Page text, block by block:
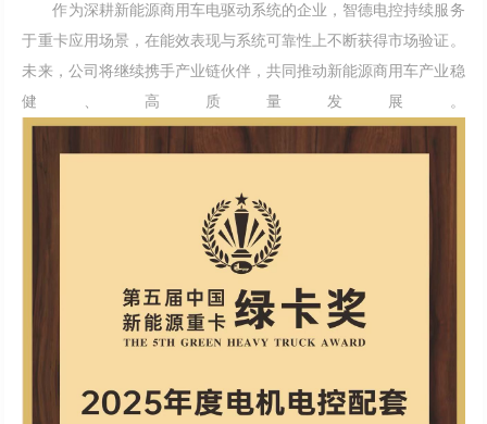
作为深耕新能源商用车电驱动系统的企业，智德电控持续服务
于重卡应用场景，在能效表现与系统可靠性上不断获得市场验证。
未来，公司将继续携手产业链伙伴，共同推动新能源商用车产业稳
健、高质量发展。